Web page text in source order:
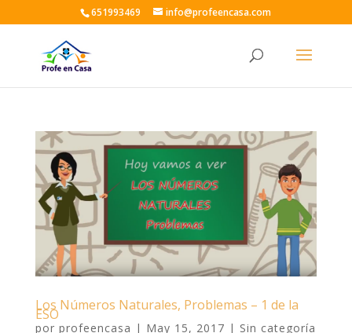
651993469 info@profeencasa.com
Los Números Naturales, Problemas – 1 de la
ESO
por profeencasa | May 15, 2017 | Sin categoría